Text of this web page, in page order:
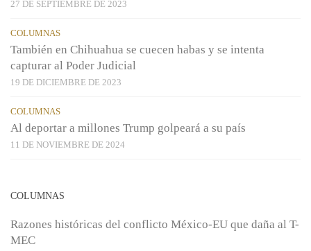
27 DE SEPTIEMBRE DE 2023
COLUMNAS
También en Chihuahua se cuecen habas y se intenta
capturar al Poder Judicial
19 DE DICIEMBRE DE 2023
COLUMNAS
Al deportar a millones Trump golpeará a su país
11 DE NOVIEMBRE DE 2024
COLUMNAS
Razones históricas del conflicto México-EU que daña al T-
MEC